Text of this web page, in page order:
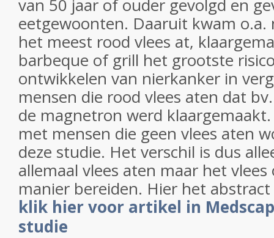
van 50 jaar of ouder gevolgd en
eetgewoonten. Daaruit kwam o.a.
het meest rood vlees at,
barbeque of grill het grootste
ontwikkelen van nierkanker in
mensen die rood vlees aten dat
de magnetron werd
met mensen die geen vlees aten
deze studie. Het verschil is dus
allemaal vlees aten maar het
manier bereiden. Hier het
klik hier voor artikel in
studie